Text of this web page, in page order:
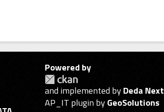
Powered by
and implemented byDeda Next
AP_IT plugin byGeoSolutions